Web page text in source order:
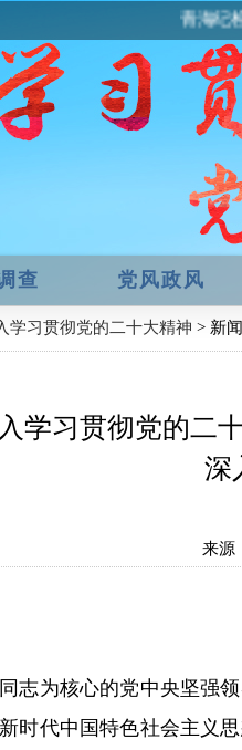
青海纪
查 党风政风
学习贯彻党的二十大精神 > 新
学习贯彻党的二
深
来源
为核心的党中央坚强领
时代中国特色社会主义